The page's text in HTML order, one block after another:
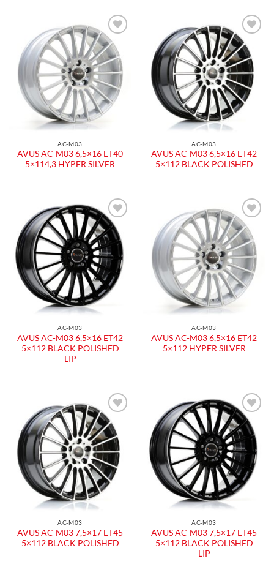
AC-M03
AVUS AC-M03 6,5×16 ET40
5×114,3 HYPER SILVER
AC-M03
AVUS AC-M03 6,5×16 ET42
5×112 BLACK POLISHED
AC-M03
AVUS AC-M03 6,5×16 ET42
5×112 BLACK POLISHED
LIP
AC-M03
AVUS AC-M03 6,5×16 ET42
5×112 HYPER SILVER
AC-M03
AVUS AC-M03 7,5×17 ET45
5×112 BLACK POLISHED
AC-M03
AVUS AC-M03 7,5×17 ET45
5×112 BLACK POLISHED
LIP